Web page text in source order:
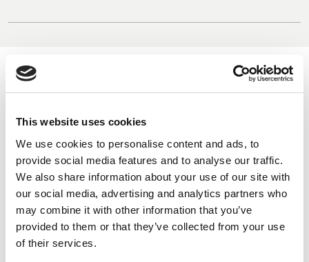
This website uses cookies
We use cookies to personalise content and ads, to
provide social media features and to analyse our traffic.
We also share information about your use of our site with
our social media, advertising and analytics partners who
may combine it with other information that you’ve
provided to them or that they’ve collected from your use
of their services.
IRELAND & REPUBLIC
COULEURS DISPONIBLES
de couleurs, y compris ceux qui sont disponibles par
l'intermédiaire du service de colorant spécial qui peut faire
l'objet d'ordonnances de meterage minimales
High Vis Yellow
602
Black